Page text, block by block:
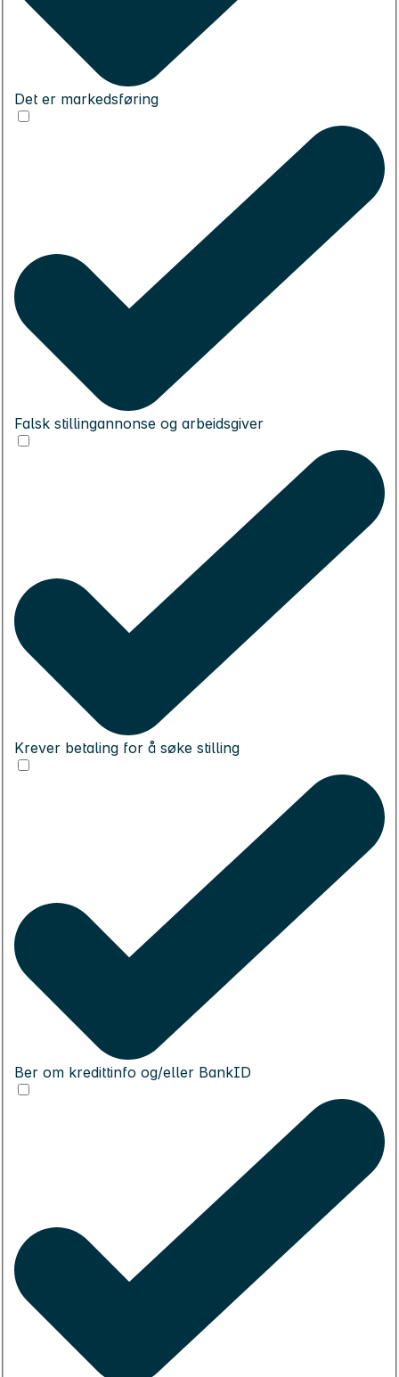
Det er markedsføring
Falsk stillingannonse og arbeidsgiver
Krever betaling for å søke stilling
Ber om kredittinfo og/eller BankID